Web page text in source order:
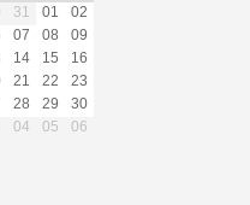
31 01
02
07 08
09
14 15
16
21 22
23
28 29
30
04 05 06